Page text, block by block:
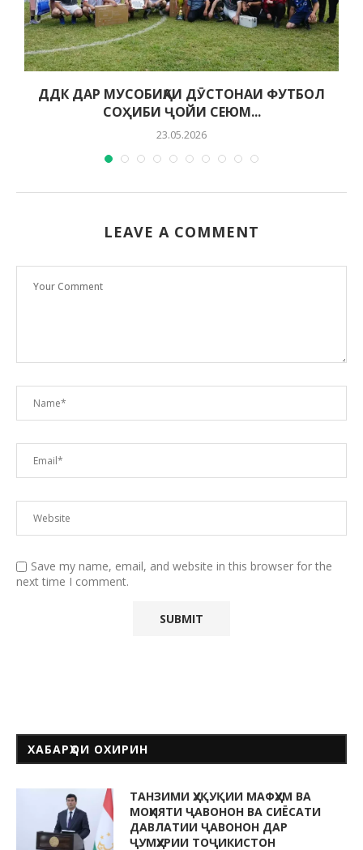
ДДК ДАР МУСОБИҚАИ ДӮСТОНАИ ФУТБОЛ
СОҲИБИ ҶОЙИ СЕЮМ...
23.05.2026
LEAVE A COMMENT
Save my name, email, and website in this browser for the
next time I comment.
ХАБАРҲОИ ОХИРИН
ТАНЗИМИ ҲУҚУҚИИ МАФҲУМ ВА
МОҲИЯТИ ҶАВОНОН ВА СИЁСАТИ
ДАВЛАТИИ ҶАВОНОН ДАР
ҶУМҲУРИИ ТОҶИКИСТОН